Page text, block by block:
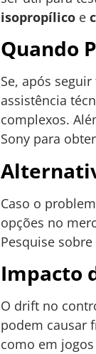
isopropílico e
Quando
Se, após
assistência
complexos.
Sony para
Caso o
opções no
Pesquise
Impacto
O drift no
podem causar
como em